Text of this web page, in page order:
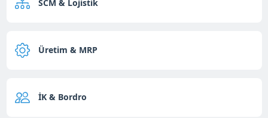
SCM & Lojistik
Üretim & MRP
İK & Bordro